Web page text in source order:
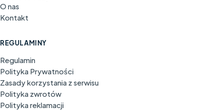
O nas
Kontakt
REGULAMINY
Regulamin
Polityka Prywatności
Zasady korzystania z serwisu
Polityka zwrotów
Polityka reklamacji